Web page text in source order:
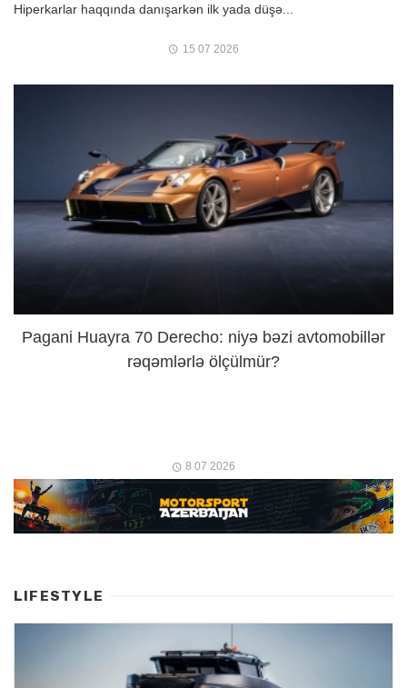
Hiperkarlar haqqında danışarkən ilk yada düşə...
15 07 2026
Pagani Huayra 70 Derecho: niyə bəzi avtomobillər
rəqəmlərlə ölçülmür?
8 07 2026
LIFESTYLE